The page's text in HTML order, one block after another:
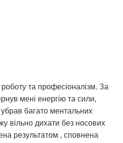
та професіоналізм. За
мені енергію та сили,
багато ментальних
вільно дихати без носових
результатом , сповнена